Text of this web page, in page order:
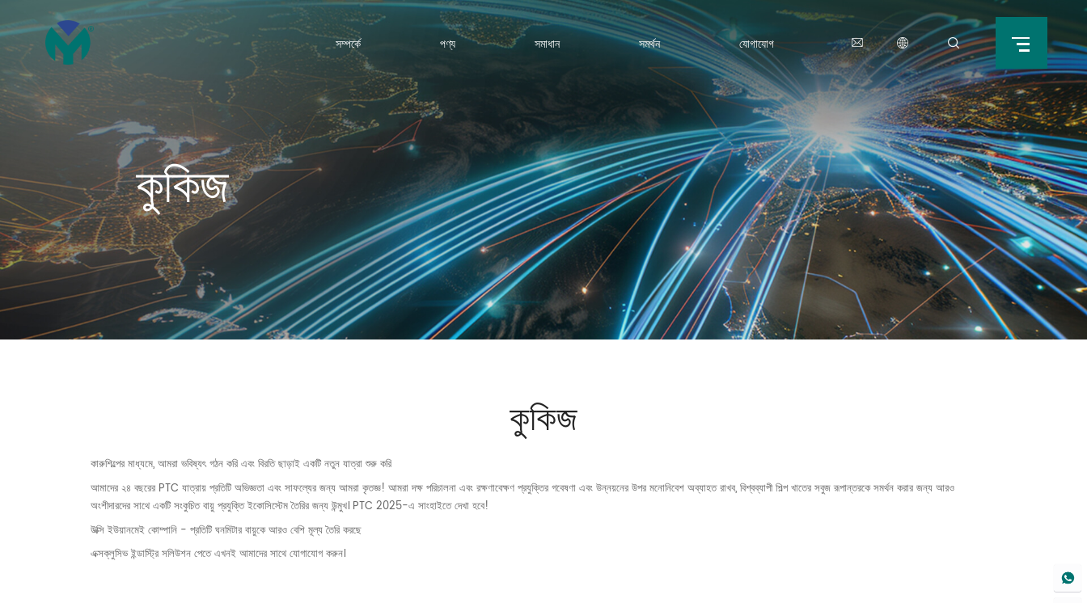
সম্পর্কে পণ্য সমাধান সমর্থন যোগাযোগ
কুকিজ
কুকিজ
কারুশিল্পের মাধ্যমে, আমরা ভবিষ্যৎ গঠন করি এবং বিরতি ছাড়াই একটি নতুন যাত্রা শুরু করি
আমাদের ২৪ বছরের PTC যাত্রায় প্রতিটি অভিজ্ঞতা এবং সাফল্যের জন্য আমরা কৃতজ্ঞ! আমরা দক্ষ পরিচালনা এবং রক্ষণাবেক্ষণ প্রযুক্তির গবেষণা এবং উন্নয়নের উপর মনোনিবেশ অব্যাহত রাখব, বিশ্বব্যাপী শিল্প খাতের সবুজ রূপান্তরকে সমর্থন করার জন্য আরও
অংশীদারদের সাথে একটি সংকুচিত বায়ু প্রযুক্তি ইকোসিস্টেম তৈরির জন্য উন্মুখ। PTC 2025-এ সাংহাইতে দেখা হবে!
উক্সি ইউয়ানমেই কোম্পানি - প্রতিটি ঘনমিটার বায়ুকে আরও বেশি মূল্য তৈরি করছে
এক্সক্লুসিভ ইন্ডাস্ট্রি সলিউশন পেতে এখনই আমাদের সাথে যোগাযোগ করুন।